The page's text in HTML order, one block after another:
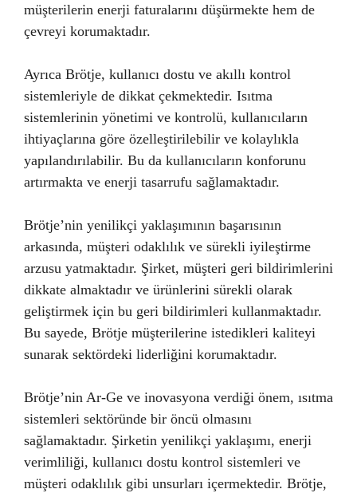
müşterilerin enerji faturalarını düşürmekte hem de
çevreyi korumaktadır.
Ayrıca Brötje, kullanıcı dostu ve akıllı kontrol
sistemleriyle de dikkat çekmektedir. Isıtma
sistemlerinin yönetimi ve kontrolü, kullanıcıların
ihtiyaçlarına göre özelleştirilebilir ve kolaylıkla
yapılandırılabilir. Bu da kullanıcıların konforunu
artırmakta ve enerji tasarrufu sağlamaktadır.
Brötje’nin yenilikçi yaklaşımının başarısının
arkasında, müşteri odaklılık ve sürekli iyileştirme
arzusu yatmaktadır. Şirket, müşteri geri bildirimlerini
dikkate almaktadır ve ürünlerini sürekli olarak
geliştirmek için bu geri bildirimleri kullanmaktadır.
Bu sayede, Brötje müşterilerine istedikleri kaliteyi
sunarak sektördeki liderliğini korumaktadır.
Brötje’nin Ar-Ge ve inovasyona verdiği önem, ısıtma
sistemleri sektöründe bir öncü olmasını
sağlamaktadır. Şirketin yenilikçi yaklaşımı, enerji
verimliliği, kullanıcı dostu kontrol sistemleri ve
müşteri odaklılık gibi unsurları içermektedir. Brötje,